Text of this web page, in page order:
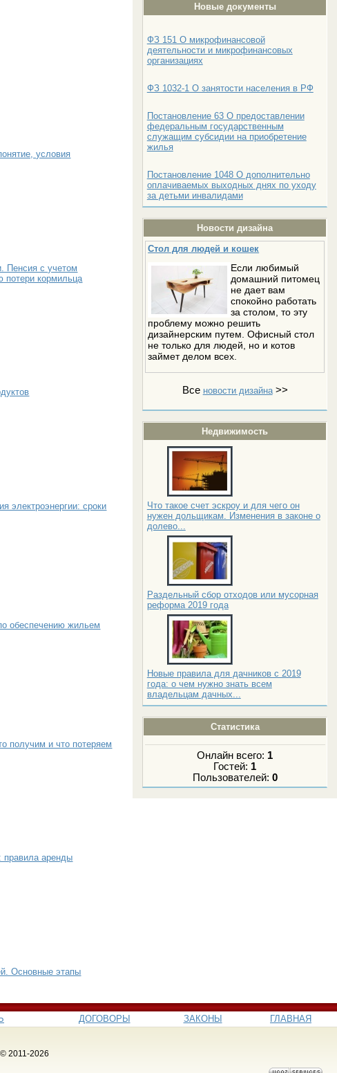
Новые документы
ФЗ 151 О микрофинансовой
деятельности и микрофинансовых
организациях
ФЗ 1032-1 О занятости населения в РФ
Постановление 63 О предоставлении
федеральным государственным
служащим субсидии на приобретение
жилья
Постановление 1048 О дополнительно
оплачиваемых выходных днях по уходу
за детьми инвалидами
Новости дизайна
Стол для людей и кошек
Если любимый
домашний питомец
не дает вам
спокойно работать
за столом, то эту
проблему можно решить
дизайнерским путем. Офисный стол
не только для людей, но и котов
займет делом всех.
Все новости дизайна>>
Недвижимость
Что такое счет эскроу и для чего он
нужен дольщикам. Изменения в законе о
долево...
Раздельный сбор отходов или мусорная
реформа 2019 года
Новые правила для дачников с 2019
года: о чем нужно знать всем
владельцам дачных...
Статистика
Онлайн всего: 1
Гостей: 1
Пользователей: 0
условия
Пенсия с учетом
потери кормильца
электроэнергии: сроки
обеспечению жильем
получим и что потеряем
правила аренды
Основные этапы
ДОГОВОРЫ ЗАКОНЫ ГЛАВНАЯ
2011-2026